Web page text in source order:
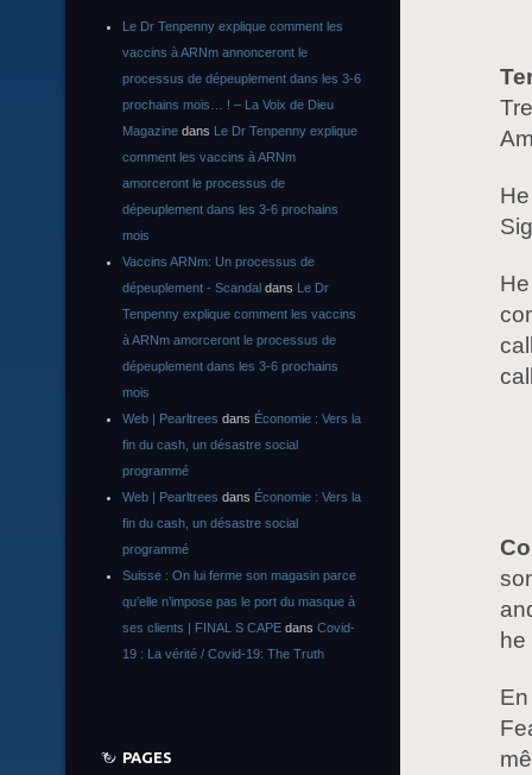
he
Le Dr Tenpenny explique comment les
vaccins à ARNm annonceront le
processus de dépeuplement dans les 3-6
prochains mois… ! – La Voix de Dieu
Magazine dans Le Dr Tenpenny explique
comment les vaccins à ARNm
amorceront le processus de
dépeuplement dans les 3-6 prochains
mois
Vaccins ARNm: Un processus de
dépeuplement - Scandal dans Le Dr
Tenpenny explique comment les vaccins
à ARNm amorceront le processus de
dépeuplement dans les 3-6 prochains
mois
Web | Pearltrees dans Économie : Vers la
fin du cash, un désastre social
programmé
Web | Pearltrees dans Économie : Vers la
fin du cash, un désastre social
programmé
Suisse : On lui ferme son magasin parce
qu’elle n’impose pas le port du masque à
ses clients | FINAL S CAPE dans Covid-
19 : La vérité / Covid-19: The Truth
PAGES